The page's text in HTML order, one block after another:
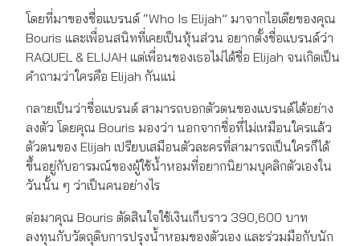
โดยที่มาของชื่อแบรนด์ “Who Is Elijah” มาจากไอเดียของคุณ
Bouris และเพื่อนสนิทที่เคยเป็นหุ้นส่วน อยากตั้งชื่อแบรนด์ว่า
RAQUEL & ELIJAH แต่เพื่อนของเธอไม่ได้ชื่อ Elijah จนเกิดเป็น
คำถามว่าใครคือ Elijah กันแน่
กลายเป็นว่าชื่อแบรนด์ สามารถบอกตัวตนของแบรนด์ได้อย่าง
ลงตัว โดยคุณ Bouris มองว่า นอกจากชื่อที่ไม่เหมือนใครแล้ว
ตัวตนของ Elijah เปรียบเสมือนตัวละครที่สามารถเป็นใครก็ได้
ขึ้นอยู่กับอารมณ์ของผู้ใช้น้ำหอมที่อยากนิยามบุคลิกตัวเองใน
วันนั้น ๆ ว่าเป็นคนอย่างไร
ต่อมาคุณ Bouris ตัดสินใจใช้เงินเก็บราว 390,600 บาท
ลงทุนกับวัตถุดิบการปรุงน้ำหอมของตัวเอง และร่วมมือกับนัก